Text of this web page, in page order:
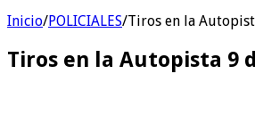
Inicio/POLICIALES/Tiros en la
Tiros en la Autopista 9